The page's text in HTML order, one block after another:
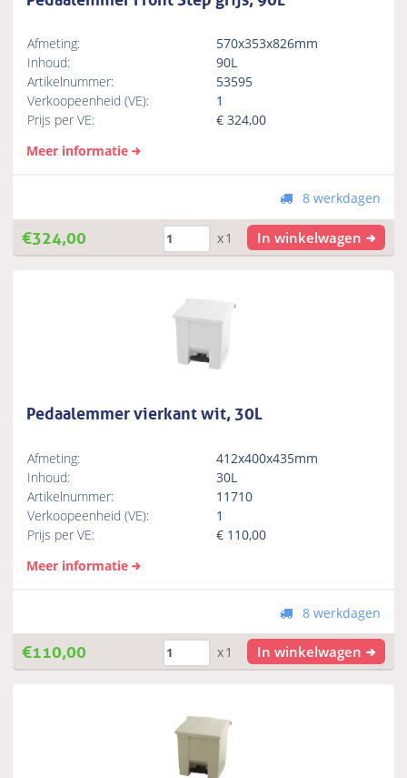
Afmeting:
570x353x826mm
Inhoud:
90L
Artikelnummer:
53595
Verkoopeenheid (VE):
1
Prijs per VE:
€324,00
Meer informatie
8 werkdagen
€324,00 x1 In winkelwagen
Pedaalemmer vierkant wit, 30L
Afmeting:
412x400x435mm
Inhoud:
30L
Artikelnummer:
11710
Verkoopeenheid (VE):
1
Prijs per VE:
€ 110,00
Meer informatie
8 werkdagen
€110,00 x1 In winkelwagen